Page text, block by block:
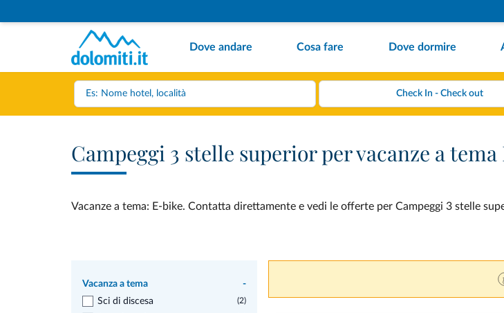
Dove andare Cosa fare Dove dormire
Campeggi 3 stelle superior per vacanze a
Vacanze a tema: E-bike. Contatta direttamente e vedi le offerte per Campeggi 3 stelle
Vacanza a tema
-
Sci di discesa
(2)